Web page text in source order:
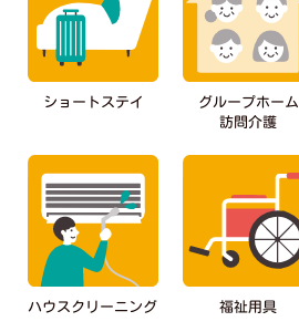
ショートステイ グループホーム
訪問介護
ハウスクリーニング 福祉用具